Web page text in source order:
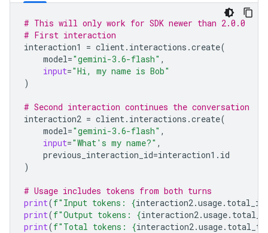
# This will only work for SDK newer than 2.0.0
# First interaction
interaction1
= client. interactions .create(
model="gemini-3.6-flash" ,
input="Hi, my name is Bob"
)
# Second interaction continues the conversation
interaction2 = client. interactions .create(
model="gemini-3.6-flash" ,
input="What's my name?" ,
previous_interaction_id=interaction1 . id
)
# Usage includes tokens from both turns
print(f"Input tokens: {interaction2.usage.
print(f"Output tokens: {interaction2.usage.
print(f"Total tokens: {interaction2.usage.